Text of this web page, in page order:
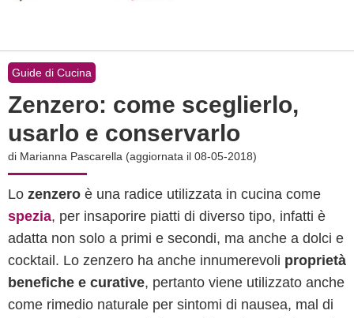
Guide di Cucina
Zenzero: come sceglierlo,
usarlo e conservarlo
di Marianna Pascarella (aggiornata il 08-05-2018)
Lo zenzero è una radice utilizzata in cucina come
spezia, per insaporire piatti di diverso tipo, infatti è
adatta non solo a primi e secondi, ma anche a dolci e
cocktail. Lo zenzero ha anche innumerevoli proprietà
benefiche e curative, pertanto viene utilizzato anche
come rimedio naturale per sintomi di nausea, mal di